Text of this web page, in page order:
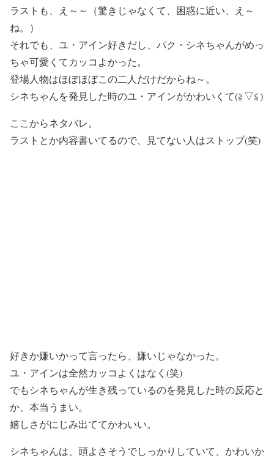
ラストも、え～～（驚きじゃなくて、困惑に近い、え～
ね。）
それでも、ユ・アイン好きだし、パク・シネちゃんがめっ
ちゃ可愛くてカッコよかった。
登場人物はほぼほぼこの二人だけだからね～。
シネちゃんを発見した時のユ・アインがかわいくて(≧▽≦)
ここからネタバレ。
ラストとか内容書いてるので、見てない人はストップ(笑)
好きか嫌いかって言ったら、嫌いじゃなかった。
ユ・アインは全然カッコよくはなく(笑)
でもシネちゃんが生き残っているのを発見した時の反応と
か、本当うまい。
嬉しさがにじみ出ててかわいい。
シネちゃんは、頭よさそうでしっかりしていて、かわいか